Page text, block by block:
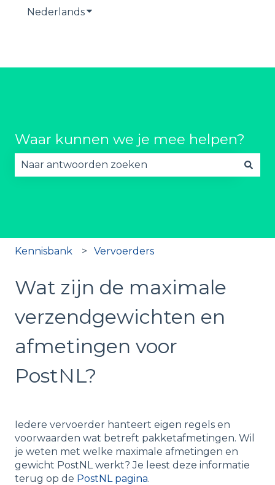
NederlandsSubmenu tonen voor vertalingen
Waar kunnen we je mee helpen?
Kennisbank Vervoerders
Wat zijn de maximale
verzendgewichten en
afmetingen voor
PostNL?
Iedere vervoerder hanteert eigen regels en
voorwaarden wat betreft pakketafmetingen. Wil
je weten met welke maximale afmetingen en
gewicht PostNL werkt? Je leest deze informatie
terug op de PostNL pagina.